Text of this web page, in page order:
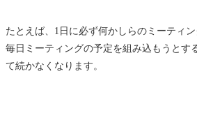
たとえば、1日に必ず何かしらのミーティン
毎日ミーティングの予定を組み込もうとす
て続かなくなります。